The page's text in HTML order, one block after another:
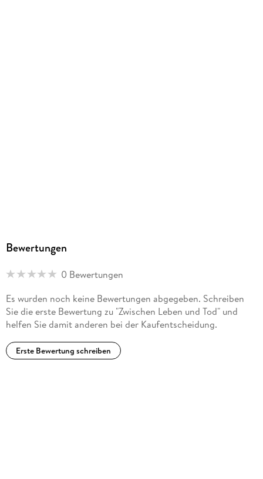
Bewertungen
0 Bewertungen
Es wurden noch keine Bewertungen abgegeben. Schreiben
Sie die erste Bewertung zu "Zwischen Leben und Tod" und
helfen Sie damit anderen bei der Kaufentscheidung.
Erste Bewertung schreiben